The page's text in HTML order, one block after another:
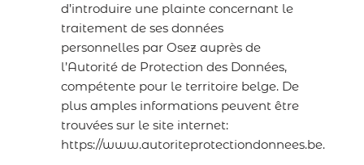
d’introduire une plainte concernant le
traitement de ses données
personnelles par Osez auprès de
l’Autorité de Protection des Données,
compétente pour le territoire belge. De
plus amples informations peuvent être
trouvées sur le site internet:
https://www.autoriteprotectiondonnees.be.